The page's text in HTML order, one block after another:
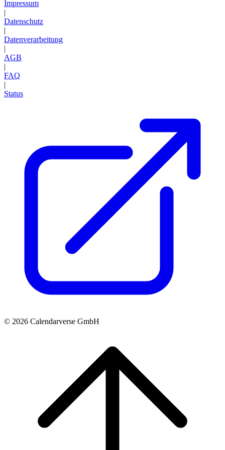
Impressum
|
Datenschutz
|
Datenverarbeitung
|
AGB
|
FAQ
|
Status
© 2026 Calendarverse GmbH